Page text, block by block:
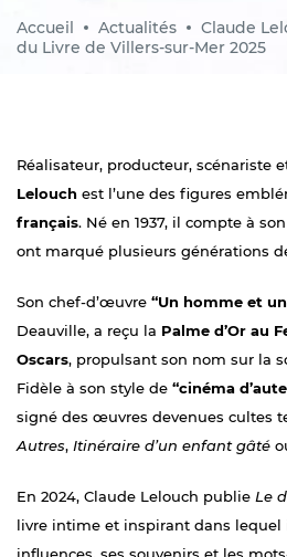
Accueil Actualités
Claude
du Livre de Villers-sur-Mer 2025
Réalisateur, producteur, scénariste
Lelouch est l’une des figures
français. Né en 1937, il compte à
ont marqué plusieurs générations
Son chef-d’œuvre “Un homme et
Deauville, a reçu la Palme d’Or au
Oscars, propulsant son nom sur la
Fidèle à son style de “cinéma
signé des œuvres devenues cultes
Autres, Itinéraire d’un enfant gâté
En 2024, Claude Lelouch publie Le
livre intime et inspirant dans lequel